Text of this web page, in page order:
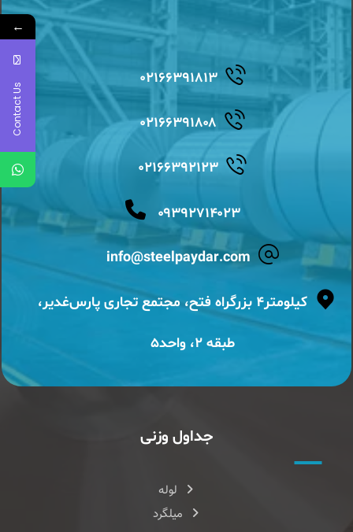
۰۲۱۶۶۳۹۱۸۱۳
۰۲۱۶۶۳۹۱۸۰۸
۰۲۱۶۶۳۹۲۱۲۳
۰۹۳۹۲۷۱۴۰۲۳
info@steelpaydar.com
کیلومتر۴ بزرگراه فتح، مجتمع تجاری پارس‌غدیر،
طبقه ۲، واحد۵
جداول وزنی
لوله
میلگرد
←
Contact Us